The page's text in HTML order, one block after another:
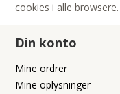
cookies i alle browsere.
Din konto
Mine ordrer
Mine oplysninger